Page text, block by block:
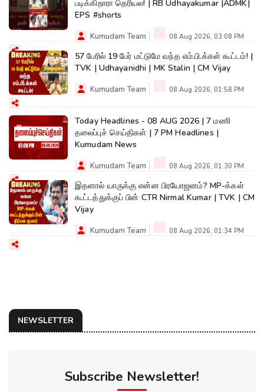
படிக்கிறாரா தெரியல! | RB Udhayakumar |ADMK|
EPS #shorts
Kumudam Team 08 Aug 2026, 03:08 PM
57 பேரில் 19 பேர் மட்டுமே வந்த எம்.பி.க்கள் கூட்டம்! |
TVK | Udhayanidhi | MK Stalin | CM Vijay
Kumudam Team 08 Aug 2026, 01:58 PM
Today Headlines - 08 AUG 2026 | 7 மணி
தலைப்புச் செய்திகள் | 7 PM Headlines |
Kumudam News
Kumudam Team 08 Aug 2026, 01:30 PM
இதனால் யாருக்கு என்ன பிரயோஜனம்? MP-க்கள்
கூட்டத்துக்குப் பின் CTR Nirmal Kumar | TVK | CM
Vijay
Kumudam Team 08 Aug 2026, 01:34 PM
NEWSLETTER
Subscribe Newsletter!